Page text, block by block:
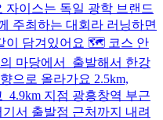
자이스는 독일 광학 브랜드
주최하는 대회라 러닝하면
이 담겨있어요 🗺️ 코스 안
마당에서 출발해서 한강
으로 올라가요 2.5km,
4.9km 지점 광흥창역 부근
서 출발점 근처까지 내려